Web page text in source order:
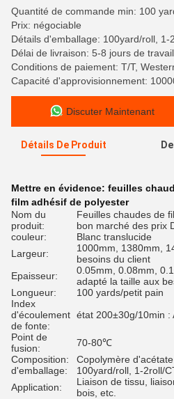
Quantité de commande min: 100
Prix: négociable
Détails d'emballage: 100yard/roll, 1-
Délai de livraison: 5-8 jours de travail
Conditions de paiement: T/T,
Capacité d'approvisionnement:
Discuter Maintenant
Détails De Produit
Mettre en évidence: feuilles
film adhésif de polyester
Nom du
produit:
Feuilles chaudes de
bon marché des prix
couleur:
Blanc translucide
Largeur:
1000mm, 1380mm,
besoins du client
Epaisseur:
0.05mm, 0.08mm,
adapté la taille aux
Longueur:
100 yards/petit pain
Index
d'écoulement
de fonte:
état 200±30g/10min :
Point de
fusion:
70-80℃
Composition:
Copolymère
d'emballage:
100yard/roll, 1-2roll/
Application:
Liaison de tissu,
bois, etc.